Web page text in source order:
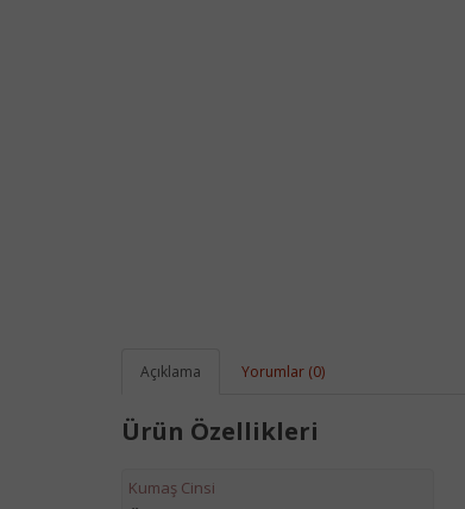
Açıklama Yorumlar (0)
Ürün Özellikleri
Kumaş Cinsi